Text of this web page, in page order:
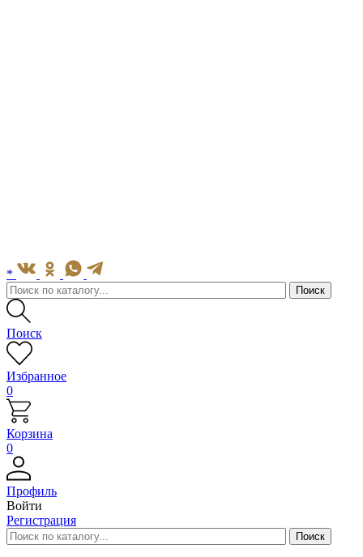
*
Поиск
Избранное
0
Корзина
0
Профиль
Войти
Регистрация